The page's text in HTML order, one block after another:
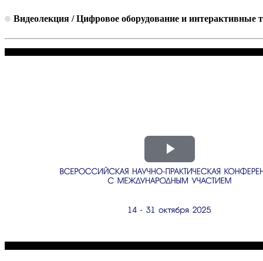
Видеолекция / Цифровое оборудование и интерактивные